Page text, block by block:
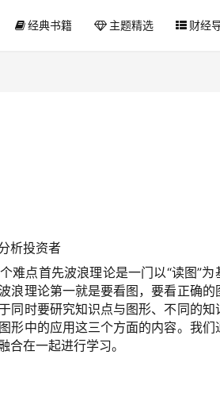
经典书籍 主题精选 财经
析投资者
难点首先波浪理论是一门以“读图”为
浪理论第一就是要看图，要看正确的
同时要研究知识点与图形、不同的知
形中的应用这三个方面的内容。我们
合在一起进行学习。